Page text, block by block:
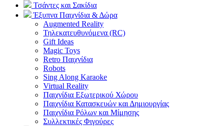
Τσάντες και Σακίδια
Έξυπνα Παιχνίδια & Δώρα
Augmented Reality
Τηλεκατευθυνόμενα (RC)
Gift Ideas
Magic Toys
Retro Παιχνίδια
Robots
Sing Along Karaoke
Virtual Reality
Παιχνίδια Εξωτερικού Χώρου
Παιχνίδια Κατασκευών και Δημιουργίας
Παιχνίδια Ρόλων και Μίμησης
Συλλεκτικές Φιγούρες